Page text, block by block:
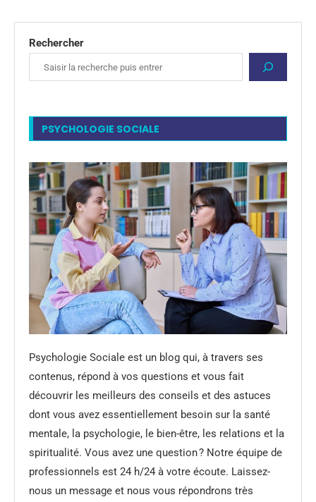
Rechercher
PSYCHOLOGIE SOCIALE
Psychologie Sociale est un blog qui, à travers ses
contenus, répond à vos questions et vous fait
découvrir les meilleurs des conseils et des astuces
dont vous avez essentiellement besoin sur la santé
mentale, la psychologie, le bien-être, les relations et la
spiritualité. Vous avez une question ? Notre équipe de
professionnels est 24 h/24 à votre écoute. Laissez-
nous un message et nous vous répondrons très